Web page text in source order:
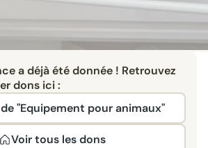
a déjà été donnée ! Retrouvez
dons ici :
"Equipement pour animaux"
Voir tous les dons